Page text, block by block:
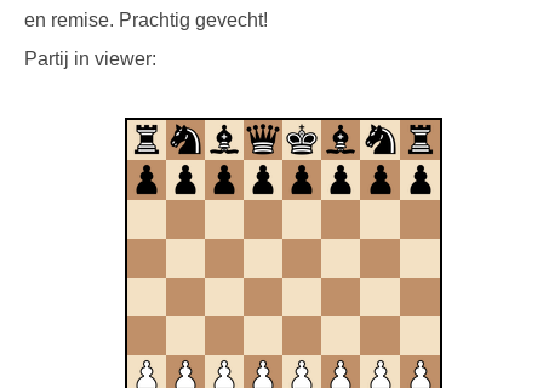
en remise. Prachtig gevecht!
Partij in viewer: